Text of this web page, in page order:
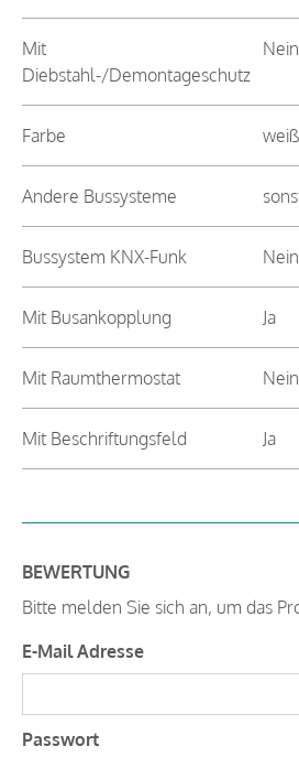
Mit
Diebstahl-/Demontageschutz
Nein
Farbe weiß
Andere Bussysteme
Bussystem KNX-Funk Nein
Mit Busankopplung Ja
Mit Raumthermostat Nein
Mit Beschriftungsfeld Ja
BEWERTUNG
Bitte melden Sie sich an, um das
E-Mail Adresse
Passwort